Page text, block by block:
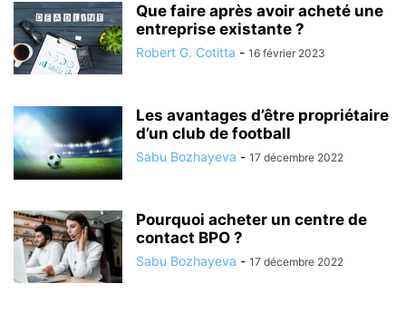
Que faire après avoir acheté une
entreprise existante ?
Robert G. Cotitta - 16 février 2023
Les avantages d’être propriétaire
d’un club de football
Sabu Bozhayeva - 17 décembre 2022
Pourquoi acheter un centre de
contact BPO ?
Sabu Bozhayeva - 17 décembre 2022